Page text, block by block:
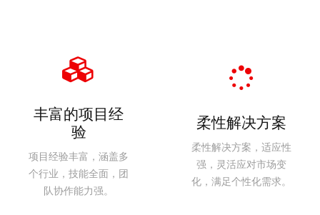
丰富的项目经
验
项目经验丰富，涵盖多
个行业，技能全面，团
队协作能力强。
柔性解决方案
柔性解决方案，适应性
强，灵活应对市场变
化，满足个性化需求。